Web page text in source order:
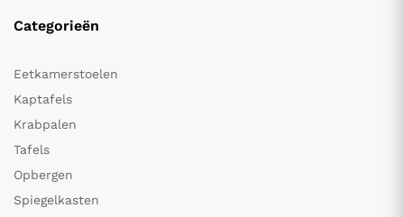
Categorieën
Eetkamerstoelen
Kaptafels
Krabpalen
Tafels
Opbergen
Spiegelkasten